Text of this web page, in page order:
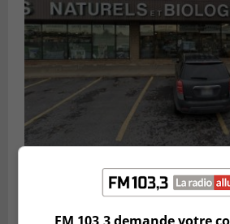
Publié le 2 août 2026 à 23h04
Rappel de quatre produits
FM 103,3 demande votre